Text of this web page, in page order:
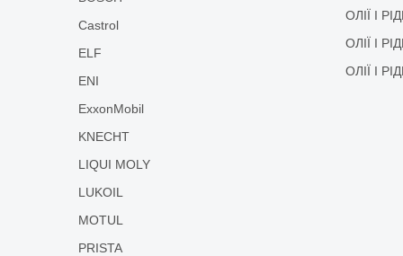
Castrol
ELF
ENI
ExxonMobil
KNECHT
LIQUI MOLY
LUKOIL
MOTUL
PRISTA
ОЛІЇ І
ОЛІЇ І
ОЛІЇ І